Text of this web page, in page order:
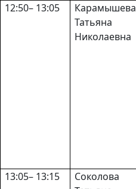
12:50– 13:05
Карамышева
Татьяна
Николаевна
13:05– 13:15
Соколова